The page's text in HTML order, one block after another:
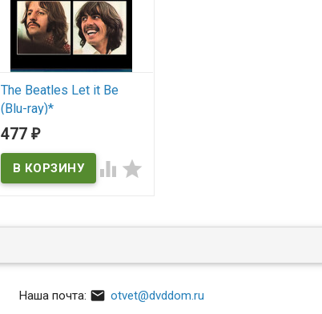
The Beatles Let it Be
(Blu-ray)*
В наличии
477 ₽
 
Наша почта:  otvet@dvddom.ru